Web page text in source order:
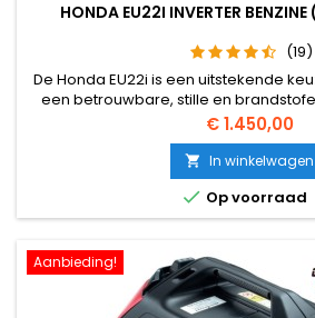
HONDA EU22I INVERTER
(19)
De Honda EU22i is een uitstekende
een betrouwbare, stille en
generator nodig hebben. Het is
kampeerders, outdoor
noodstroomvoorziening
Prijs
€ 1.450,00
 In winkelwagen
 Op voorraad
Aanbieding!